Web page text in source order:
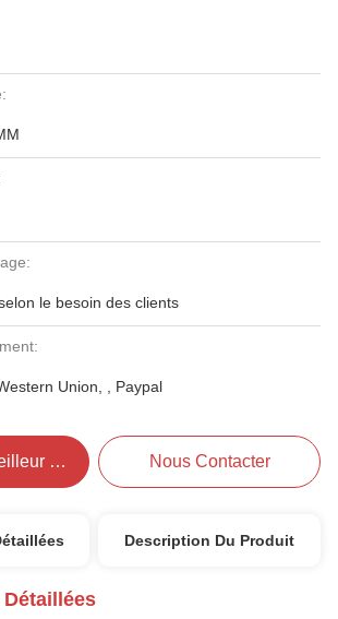
le besoin des clients
Union, , Paypal
Prix Nous Contacter
Description Du Produit